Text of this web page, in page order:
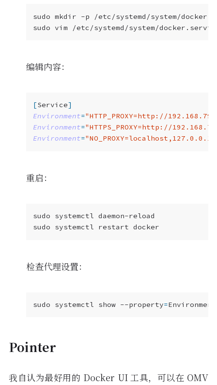
JAVA_OPTS
"-Dhttp.proxyHost=$HOST -
GRADLE_OPTS="-Dgradle.user.home= $HOME
export
编辑内容：
[Service]
Environment="HTTP_PROXY=http://
Environment="HTTPS_PROXY=http://
Environment=
重启：
检查代理设置：
sudo systemctl show --property=
Pointer
我自认为最好用的 Docker UI 工具，可以在 OMV